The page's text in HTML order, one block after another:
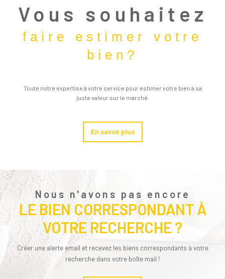
Vous souhaitez
faire estimer votre
bien?
Toute notre expertise à votre service pour estimer votre bien à sa
juste valeur sur le marché.
En savoir plus
Nous n'avons pas encore
LE BIEN CORRESPONDANT À
VOTRE RECHERCHE ?
Créer une alerte email et recevez les biens correspondants à votre
recherche dans votre boîte mail !